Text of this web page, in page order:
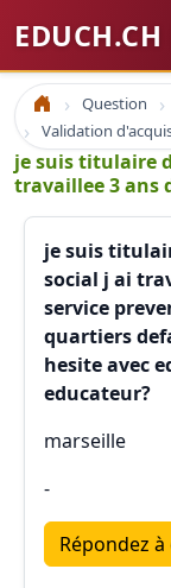
EDUCH.CH
Accueil Question
je suis titulaire
travaillee 3 ans
je suis
social j ai
service
quartiers
hesite avec
educateur?
marseille
-
Répondez